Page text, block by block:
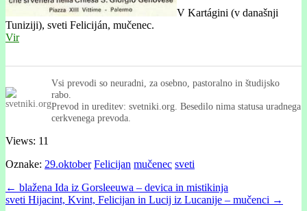
V Kartágini (v današnji
Tuniziji), sveti Felicĳán, mučenec.
Vir
Vsi prevodi so neuradni, za osebno, pastoralno in študijsko
rabo.
Prevod in ureditev: svetniki.org. Besedilo nima statusa uradnega
cerkvenega prevoda.
Views: 11
Oznake: 29.oktober Felicijan mučenec sveti
Post
navigation
← blažena Ida iz Gorsleeuwa – devica in mistikinja
sveti Hijacint, Kvint, Felicijan in Lucij iz Lucanije – mučenci →